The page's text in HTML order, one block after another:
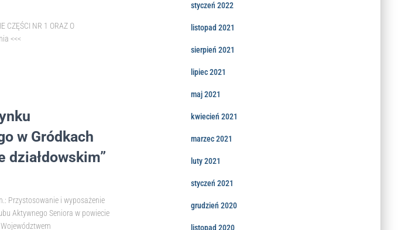
CZĘŚCI NR 1 ORAZ O
<<<
w Gródkach
działdowskim”
Przystosowanie i wyposażenie
Aktywnego Seniora w powiecie
styczeń 2022
listopad 2021
sierpień 2021
lipiec 2021
maj 2021
kwiecień 2021
marzec 2021
luty 2021
styczeń 2021
grudzień 2020
listopad 2020